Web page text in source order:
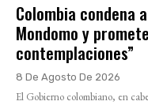
Colombia condena
Mondomo y
contemplaciones”
8 De Agosto De 2026
El Gobierno colombiano, en